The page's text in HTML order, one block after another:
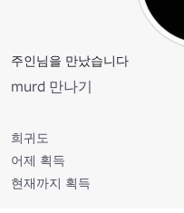
주인님을 만났습니다
murd 만나기
희귀도
어제 획득
현재까지 획득